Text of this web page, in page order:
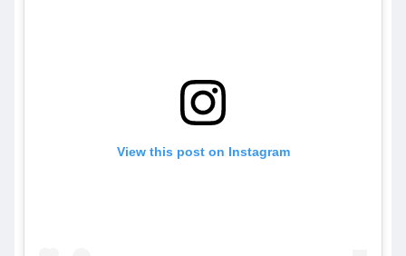
View this post on Instagram